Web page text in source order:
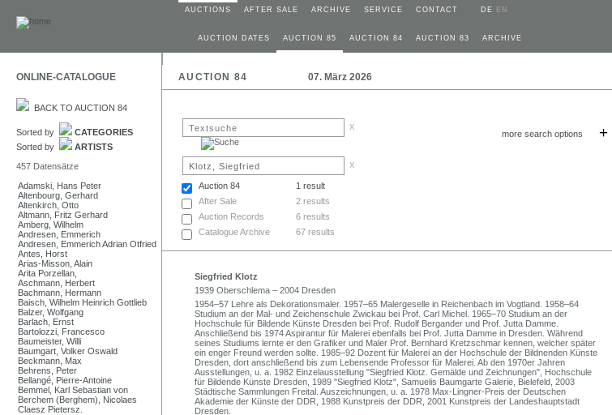
AUCTIONS AFTER SALE ARCHIVE SERVICE CONTACT DE EN
AUCTION DATES AUCTION 85 AUCTION 84 AUCTION 83 ARCHIVE
ONLINE-CATALOGUE AUCTION 84 07. März 2026
BACK TO AUCTION 84
Sorted by
CATEGORIES
Sorted by
ARTISTS
457 Datensätze
Adamski, Hans Peter
Altenbourg, Gerhard
Altenkirch, Otto
Altmann, Fritz Gerhard
Amberg, Wilhelm
Andresen, Emmerich
Andresen, Emmerich Adrian Otfried
Antes, Horst
Arias-Misson, Alain
Arita Porzellan,
Aschmann, Herbert
Bachmann, Hermann
Baisch, Wilhelm Heinrich Gottlieb
Balzer, Wolfgang
Barlach, Ernst
Bartolozzi, Francesco
Baumeister, Willi
Baumgart, Volker Oswald
Beckmann, Max
Behrens, Peter
Bellangé, Pierre-Antoine
Bemmel, Karl Sebastian von
Berchem (Berghem), Nicolaes
Claesz Pietersz.
x
more search options +
x
Auction 84
1 result
After Sale
2 results
Auction Records
6 results
Catalogue Archive
67 results
Siegfried Klotz
1939 Oberschlema – 2004 Dresden
1954–57 Lehre als Dekorationsmaler. 1957–65 Malergeselle in Reichenbach im Vogtland. 1958–64
Studium an der Mal- und Zeichenschule Zwickau bei Prof. Carl Michel. 1965–70 Studium an der
Hochschule für Bildende Künste Dresden bei Prof. Rudolf Bergander und Prof. Jutta Damme.
Anschließend bis 1974 Aspirantur für Malerei ebenfalls bei Prof. Jutta Damme in Dresden. Während
seines Studiums lernte er den Grafiker und Maler Prof. Bernhard Kretzschmar kennen, welcher später
ein enger Freund werden sollte. 1985–92 Dozent für Malerei an der Hochschule der Bildnenden Künste
Dresden, dort anschließend bis zum Lebensende Professor für Malerei. Ab den 1970er Jahren
Ausstellungen, u. a. 1982 Einzelausstellung "Siegfried Klotz. Gemälde und Zeichnungen", Hochschule
für Bildende Künste Dresden, 1989 "Siegfried Klotz", Samuelis Baumgarte Galerie, Bielefeld, 2003
Städtische Sammlungen Freital. Auszeichnungen, u. a. 1978 Max-Lingner-Preis der Deutschen
Akademie der Künste der DDR, 1988 Kunstpreis der DDR, 2001 Kunstpreis der Landeshauptstadt
Dresden.